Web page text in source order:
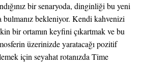
bir senaryoda, dinginliği bu yeni
bulmanız bekleniyor. Kendi kahvenizi
bir ortamın keyfini çıkartmak ve bu
üzerinizde yaratacağı pozitif
için seyahat rotanızda Time